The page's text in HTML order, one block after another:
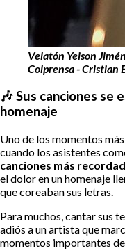
Velatón Yeison
Colprensa - Cristian
🎶 Sus canciones se
homenaje
Uno de los momentos más
cuando los asistentes
canciones más
el dolor en un homenaje
que coreaban sus letras.
Para muchos, cantar sus
adiós a un artista que
momentos importantes de